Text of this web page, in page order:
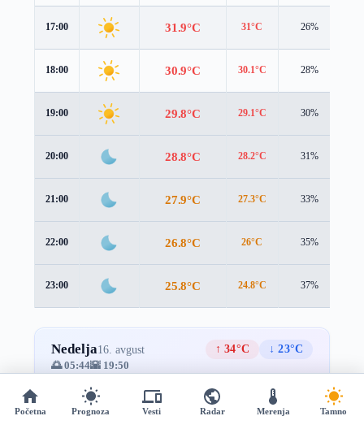
17:00 31.9°C 31°C 26%
18:00 30.9°C 30.1°C 28%
19:00 29.8°C 29.1°C 30%
20:00 28.8°C 28.2°C 31%
21:00 27.9°C 27.3°C 33%
22:00 26.8°C 26°C 35%
23:00 25.8°C 24.8°C 37%
Nedelja16. avgust ↑ 34°C
↓ 23°C
🌅 05:44🌇 19:50
Prevucite za više →
Početna Prognoza Vesti Radar Merenja Tamno